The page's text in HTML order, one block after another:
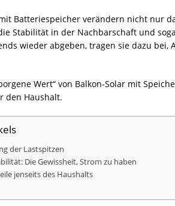
Batteriespeicher verändern nicht nur
Stabilität in der Nachbarschaft und
wieder abgeben, tragen sie dazu
Wert“ von Balkon-Solar mit
den Haushalt.
der Lastspitzen
Die Gewissheit, Strom zu haben
jenseits des Haushalts